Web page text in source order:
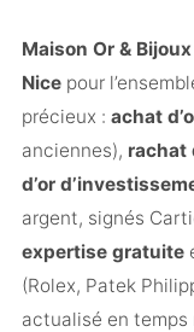
Maison Or &
Nice pour
précieux : achat
anciennes), rachat
d’or
argent, signés
expertise gratuite
(Rolex, Patek
actualisé en temps